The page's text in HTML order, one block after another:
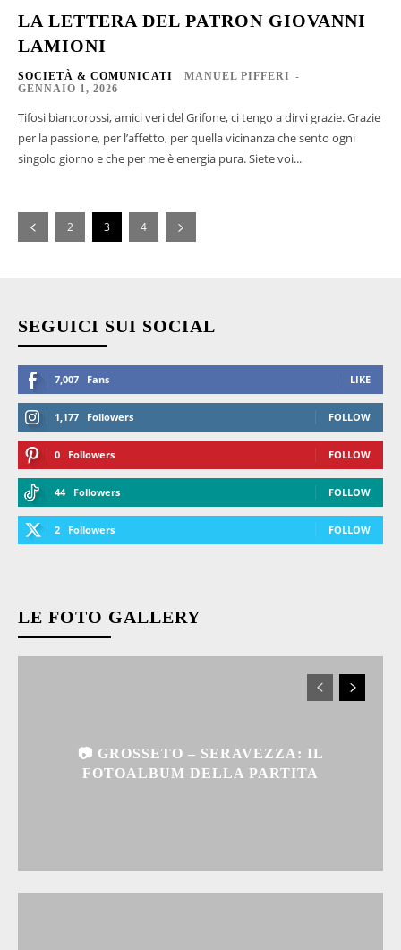
LA LETTERA DEL PATRON GIOVANNI
LAMIONI
SOCIETÀ & COMUNICATI MANUEL PIFFERI -
GENNAIO 1, 2026
Tifosi biancorossi, amici veri del Grifone, ci tengo a dirvi grazie. Grazie
per la passione, per l’affetto, per quella vicinanza che sento ogni
singolo giorno e che per me è energia pura. Siete voi...
2 3 4
SEGUICI SUI SOCIAL
7,007 Fans LIKE
1,177 Followers FOLLOW
0 Followers FOLLOW
44 Followers FOLLOW
2 Followers FOLLOW
LE FOTO GALLERY
📷 GROSSETO – SERAVEZZA: IL
FOTOALBUM DELLA PARTITA